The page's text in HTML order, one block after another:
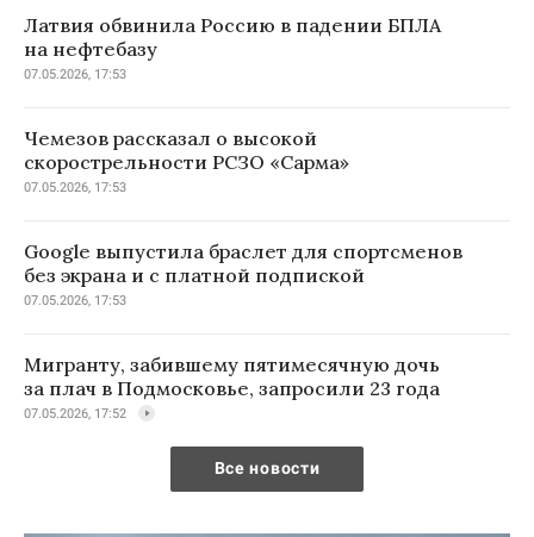
Латвия обвинила Россию в падении БПЛА
на нефтебазу
07.05.2026, 17:53
Чемезов рассказал о высокой
скорострельности РСЗО «Сарма»
07.05.2026, 17:53
Google выпустила браслет для спортсменов
без экрана и с платной подпиской
07.05.2026, 17:53
Мигранту, забившему пятимесячную дочь
за плач в Подмосковье, запросили 23 года
07.05.2026, 17:52
Все новости